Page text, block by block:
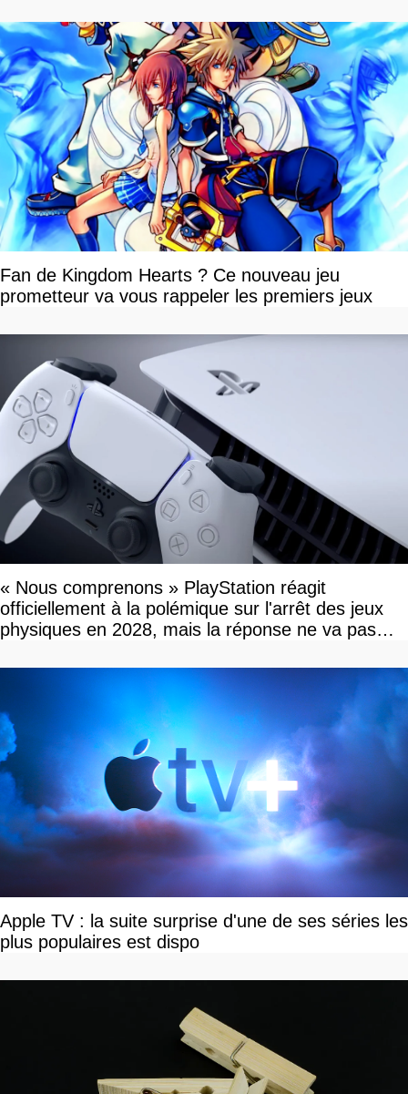
Fan de Kingdom Hearts ? Ce nouveau jeu
prometteur va vous rappeler les premiers jeux
« Nous comprenons » PlayStation réagit
officiellement à la polémique sur l'arrêt des jeux
physiques en 2028, mais la réponse ne va pas
Apple TV : la suite surprise d'une de ses séries les
plus populaires est dispo